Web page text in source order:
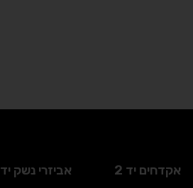
אקדחים יד 2 אביזרי נשק יד 2